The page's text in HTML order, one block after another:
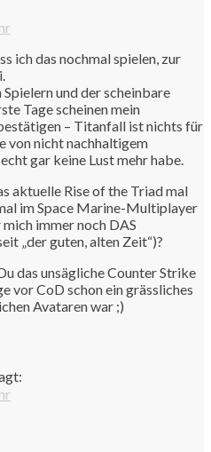
ich das nochmal spielen, zur
und der scheinbare
Tage scheinen mein
– Titanfall ist nichts für
von nicht nachhaltigem
gar keine Lust mehr habe.
aktuelle Rise of the Triad mal
im Space Marine-Multiplayer
immer noch DAS
„der guten, alten Zeit“)?
das unsägliche Counter Strike
vor CoD schon ein grässliches
Avataren war ;)